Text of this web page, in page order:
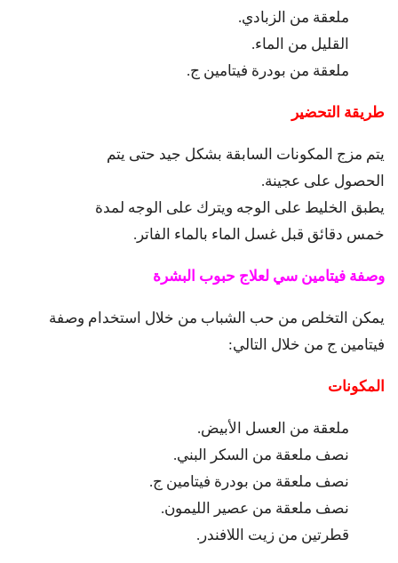
ملعقة من الزبادي.
القليل من الماء.
ملعقة من بودرة فيتامين ج.
طريقة التحضير
يتم مزج المكونات السابقة بشكل جيد حتى يتم
الحصول على عجينة.
يطبق الخليط على الوجه ويترك على الوجه لمدة
خمس دقائق قبل غسل الماء بالماء الفاتر.
وصفة فيتامين سي لعلاج حبوب البشرة
يمكن التخلص من حب الشباب من خلال استخدام وصفة
فيتامين ج من خلال التالي:
المكونات
ملعقة من العسل الأبيض.
نصف ملعقة من السكر البني.
نصف ملعقة من بودرة فيتامين ج.
نصف ملعقة من عصير الليمون.
قطرتين من زيت اللافندر.